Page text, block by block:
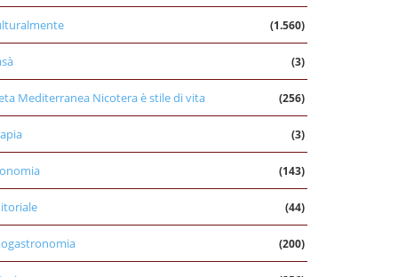
(1.560)
(3)
Mediterranea Nicotera è stile di vita (256)
(3)
(143)
(44)
(200)